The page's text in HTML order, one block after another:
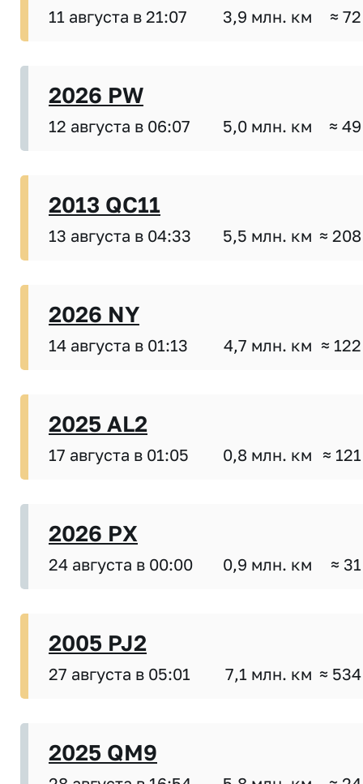
11 августа в 21:07 3,9 млн. км ≈
2026 PW
12 августа в 06:07 5,0 млн. км ≈
2013 QC11
13 августа в 04:33 5,5 млн. км ≈
2026 NY
14 августа в 01:13 4,7 млн. км ≈
2025 AL2
17 августа в 01:05 0,8 млн. км ≈
2026 PX
24 августа в 00:00 0,9 млн. км ≈
2005 PJ2
27 августа в 05:01 7,1 млн. км ≈
2025 QM9